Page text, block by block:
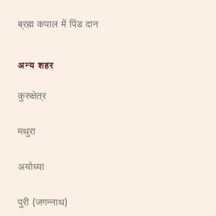
ब्रह्म कपाल में पिंड दान
अन्य शहर
कुरुक्षेत्र
मथुरा
अयोध्या
पुरी (जगन्नाथ)